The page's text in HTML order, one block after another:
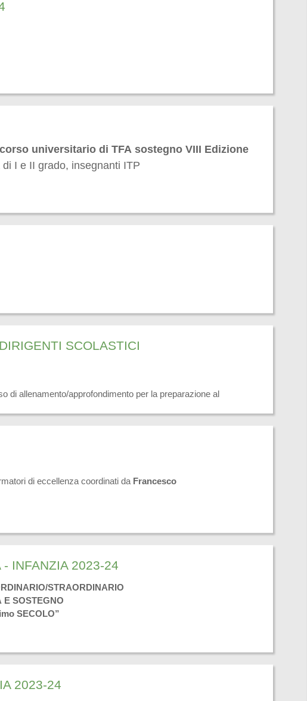
universitario di TFA sostegno VIII Edizione
I e II grado, insegnanti ITP
SCOLASTICI
di allenamento/approfondimento per la preparazione al
RISPOSTA ESATTA - CONSIGLI PER INDIVIDUARE LA
ORDINARIO PER DIRIGENTESCOLASTICI
di eccellenza coordinati da Francesco
INFANZIA 2023-24
STRAORDINARIO
E SOSTEGNO
SECOLO”
2023-24